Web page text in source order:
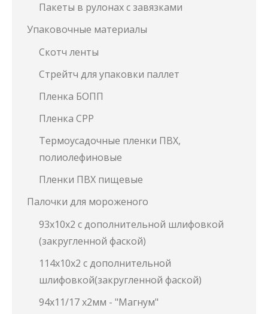
Пакеты в рулонах с завязками
Упаковочные материалы
Скотч ленты
Стрейтч для упаковки паллет
Пленка БОПП
Пленка СРР
Термоусадочные пленки ПВХ,
полиолефиновые
Пленки ПВХ пищевые
Палочки для мороженого
93х10х2 с дополнительной шлифовкой
(закругленной фаской)
114х10х2 с дополнительной
шлифовкой(закругленной фаской)
94х11/17 х2мм - "Магнум"